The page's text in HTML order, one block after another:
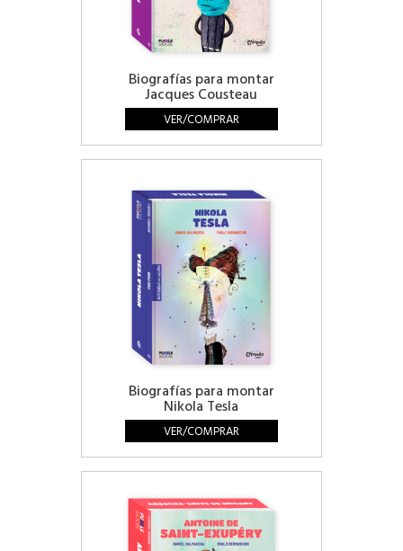
Biografías para montar
Jacques Cousteau
VER/COMPRAR
Biografías para montar
Nikola Tesla
VER/COMPRAR